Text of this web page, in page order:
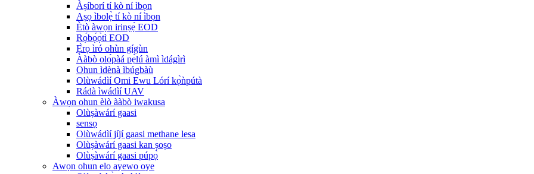
Àṣíborí tí kò ní ìbọn
Aṣọ ìbolẹ̀ tí kò ní ìbọn
Ètò àwọn irinṣẹ́ EOD
Rọ́bọ́ọ̀tì EOD
Ẹ̀rọ ìró ohùn gígùn
Ààbò ọlọ́pàá pẹ̀lú àmì ìdágìrì
Ohun ìdènà ìbúgbàù
Olùwádìí Omi Ewu Lórí kọ̀ǹpútà
Rádà ìwádìí UAV
Àwọn ohun èlò ààbò iwakusa
Olùṣàwárí gaasi
sensọ
Olùwádìí jíjí gaasi methane lesa
Olùṣàwárí gaasi kan ṣoṣo
Olùṣàwárí gaasi púpọ̀
Awọn ohun elo ayewo oye